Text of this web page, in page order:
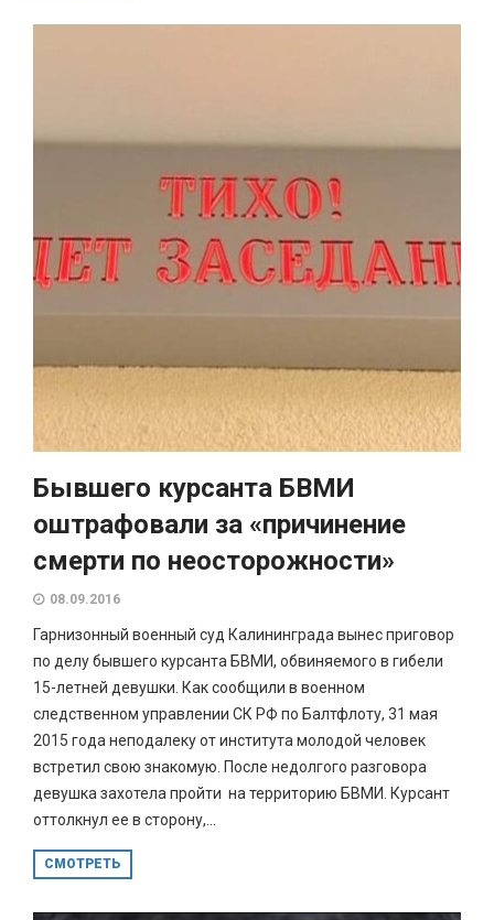
Бывшего курсанта БВМИ
оштрафовали за «причинение
смерти по неосторожности»
08.09.2016
Гарнизонный военный суд Калининграда вынес приговор
по делу бывшего курсанта БВМИ, обвиняемого в гибели
15-летней девушки. Как сообщили в военном
следственном управлении СК РФ по Балтфлоту, 31 мая
2015 года неподалеку от института молодой человек
встретил свою знакомую. После недолгого разговора
девушка захотела пройти на территорию БВМИ. Курсант
оттолкнул ее в сторону,...
СМОТРЕТЬ